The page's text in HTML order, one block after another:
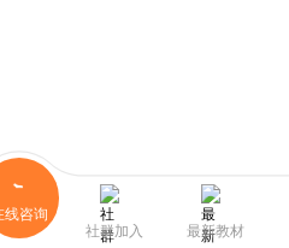
线咨询
社群加入
最新教材